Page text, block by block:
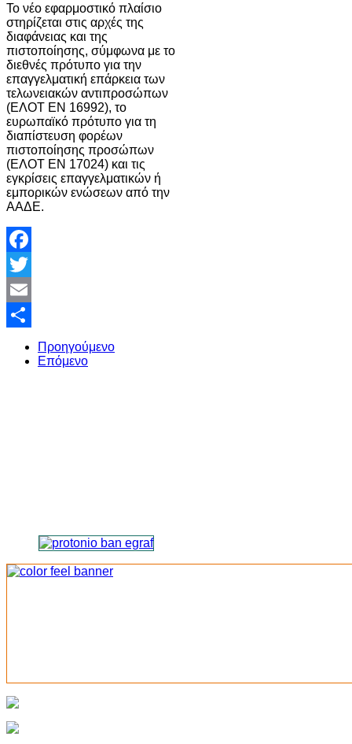
Το νέο εφαρμοστικό πλαίσιο
στηρίζεται στις αρχές της
διαφάνειας και της
πιστοποίησης, σύμφωνα με το
διεθνές πρότυπο για την
επαγγελματική επάρκεια των
τελωνειακών αντιπροσώπων
(ΕΛΟΤ EN 16992), το
ευρωπαϊκό πρότυπο για τη
διαπίστευση φορέων
πιστοποίησης προσώπων
(ΕΛΟΤ EN 17024) και τις
εγκρίσεις επαγγελματικών ή
εμπορικών ενώσεων από την
ΑΑΔΕ.
Facebook
Twitter
Email
Share
Προηγούμενο
Επόμενο